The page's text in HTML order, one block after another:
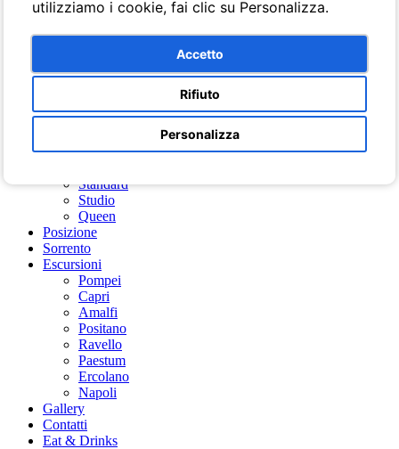
utilizziamo i cookie, fai clic su Personalizza.
Accetto
Rifiuto
Personalizza
Vista Giardino con balcone
Lato Giardino
Matrimoniale Economy
Tripla Economy
Executive
Comfort
Standard
Studio
Queen
Posizione
Sorrento
Escursioni
Pompei
Capri
Amalfi
Positano
Ravello
Paestum
Ercolano
Napoli
Gallery
Contatti
Eat & Drinks